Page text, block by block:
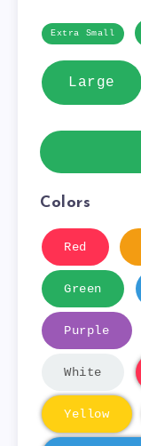
Extra Small
Large
Colors
Red
Green
Purple
White
Yellow